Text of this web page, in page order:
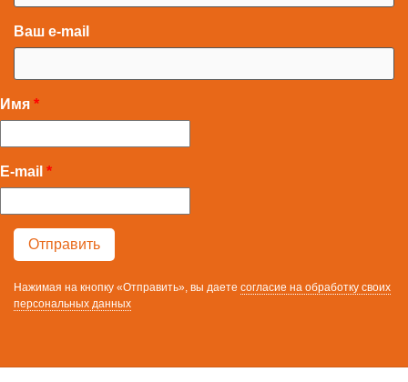
Ваш e-mail
Имя
E-mail
Нажимая на кнопку «Отправить», вы даете согласие на обработку своих
персональных данных